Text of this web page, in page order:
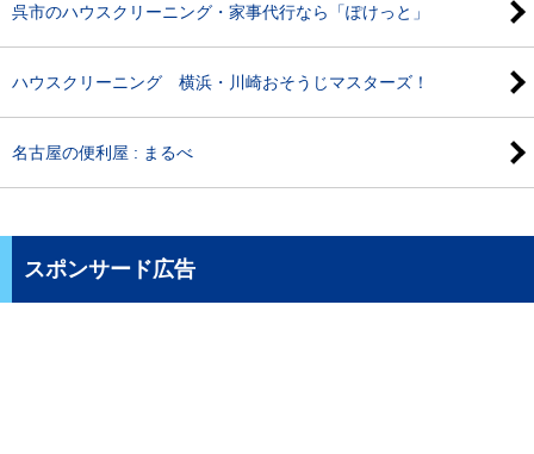
呉市のハウスクリーニング・家事代行なら「ぽけっと」
ハウスクリーニング 横浜・川崎おそうじマスターズ！
名古屋の便利屋 : まるべ
スポンサード広告